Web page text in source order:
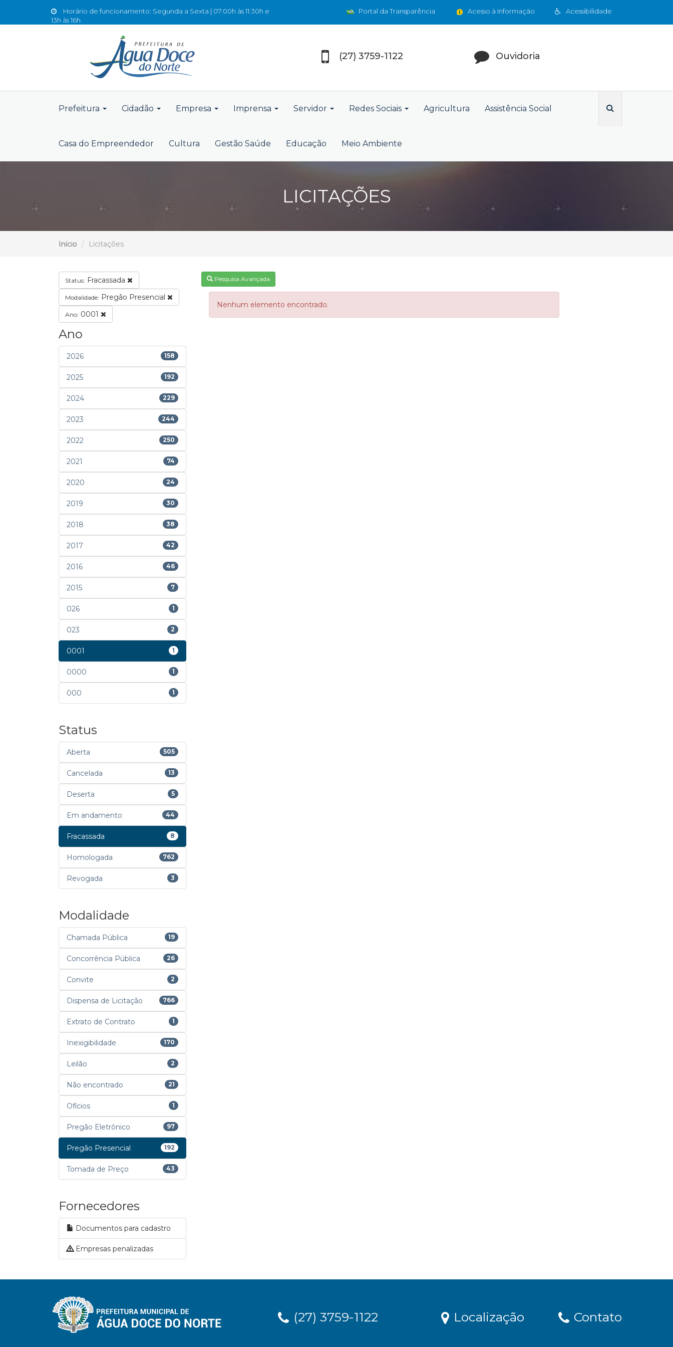
Horário de funcionamento: Segunda a Sexta | 07:00h às 11:30h e
13h às 16h
Acessibilidade
Acesso à Informação
Portal da Transparência
(27) 3759-1122 Ouvidoria
Prefeitura Cidadão Empresa Imprensa Servidor Redes Sociais Agricultura Assistência Social
Casa do Empreendedor Cultura Gestão Saúde Educação Meio Ambiente
LICITAÇÕES
Início Licitações
Status: Fracassada
Modalidade: Pregão Presencial
Ano: 0001
Ano
2026 158
2025 192
2024 229
2023 244
2022 250
2021 74
2020 24
2019 30
2018 38
2017 42
2016 46
2015 7
026 1
023 2
0001 1
0000 1
000 1
Status
Aberta 505
Cancelada 13
Deserta 5
Em andamento 44
Fracassada 8
Homologada 762
Revogada 3
Modalidade
Chamada Pública 19
Concorrência Pública 26
Convite 2
Dispensa de Licitação 766
Extrato de Contrato 1
Inexigibilidade 170
Leilão 2
Não encontrado 21
Ofícios 1
Pregão Eletrônico 97
Pregão Presencial 192
Tomada de Preço 43
Fornecedores
Documentos para cadastro
Empresas penalizadas
Pesquisa Avançada
Nenhum elemento encontrado.
(27) 3759-1122 Localização Contato